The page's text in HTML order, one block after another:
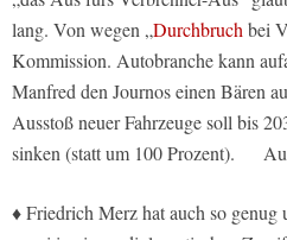
lang. Von wegen „Durchbruchbei
Kommission. Autobranche kann
Manfred den Journos einen Bären
Ausstoß neuer Fahrzeuge soll bis
sinken (statt um 100 Prozent).
♦ Friedrich Merz hat auch so